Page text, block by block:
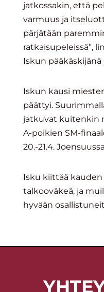
jatkossakin, että
varmuus ja
pärjätään
ratkaisupeleissä”,
Iskun
Iskun kausi
päättyi.
jatkuvat kuitenkin
A-poikien SM-
20.-21.4.
Isku kiittää
talkooväkeä, ja
hyvään